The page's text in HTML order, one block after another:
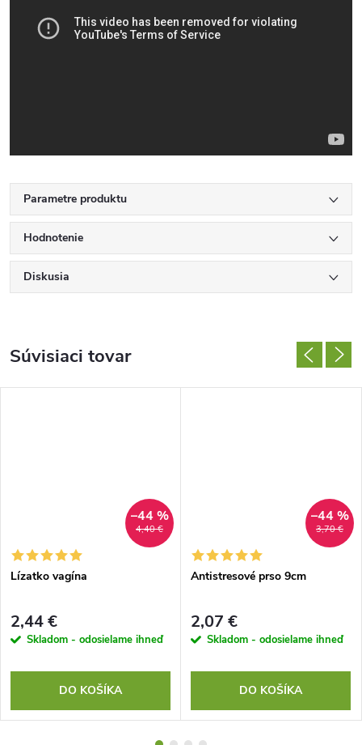
Parametre produktu
Hodnotenie
Diskusia
Súvisiaci tovar
4,40 €
–44 %
Lízatko vagína
2,44 €
Skladom - odosielame ihneď
DO KOŠÍKA
3,70 €
–44 %
Antistresové prso 9cm
2,07 €
Skladom - odosielame ihneď
DO KOŠÍKA